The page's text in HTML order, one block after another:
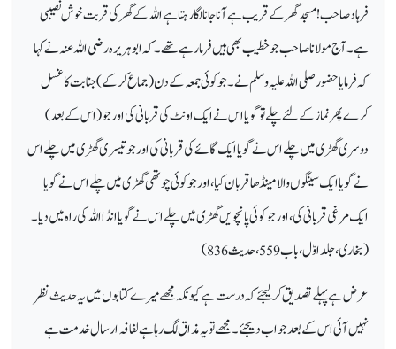
فرہاد صاحب! مسجدگھر کے قریب ہے آنا جانا لگا رہتاہے اللہ کے گھر کی قربت خوش نصیبی
ہے۔ آج مولانا صاحب جو خطیب بھی ہیں فرمارہے تھے ۔ کہ ابوہریرہ رضی اللہ عنہ نے کہا
کہ فرمایا حضور صلی اللہ علیہ وسلم نے ۔ جو کوئی جمعہ کے دن ( جماع کرکے) جنابت کا غسل
کرے پھر نماز کے لئے چلےتو گویا اس نے ایک اونٹ کی قربانی کی اور جو ( اس کے بعد)
دوسری گھڑی میں چلے اس نے گویا ایک گائے کی قربانی کی اور جو تیسری گھڑی میں چلے اس
نے گویا ایک سینگوںوالا مینڈ ھا قربان کیا، اور جو کوئی چوتھی گھڑیمیں چلے اس نے گویا
ایک مرغی قربانی کی، اور جو کوئی پانچویں گھڑی میں چلے اس نے گویا انڈا اللہ کی راہ میں دیا ۔
(بخاری ، جلد اوّل ، باب 559، حدیث 836)
عرض ہے پہلےتصدیقکر لیجئے کہ درست ہے کیونکہ مجھے میرے کتابوں میں یہ حدیث نظر
نہیں آئی اس کے بعد جواب دیجئے ۔ مجھے تو یہ مذاق لگ رہا ہے لفافہ ارسال خدمت ہے